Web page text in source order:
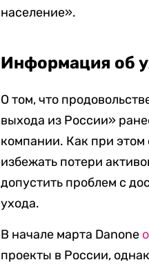
население».
Информация об
О том, что
выхода из России»
компании. Как при этом
избежать потери
допустить проблем с
ухода.
В начале марта Danone
проекты в России,